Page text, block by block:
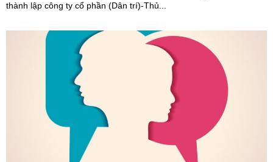
thành lập công ty cổ phần (Dân trí)-Thủ...